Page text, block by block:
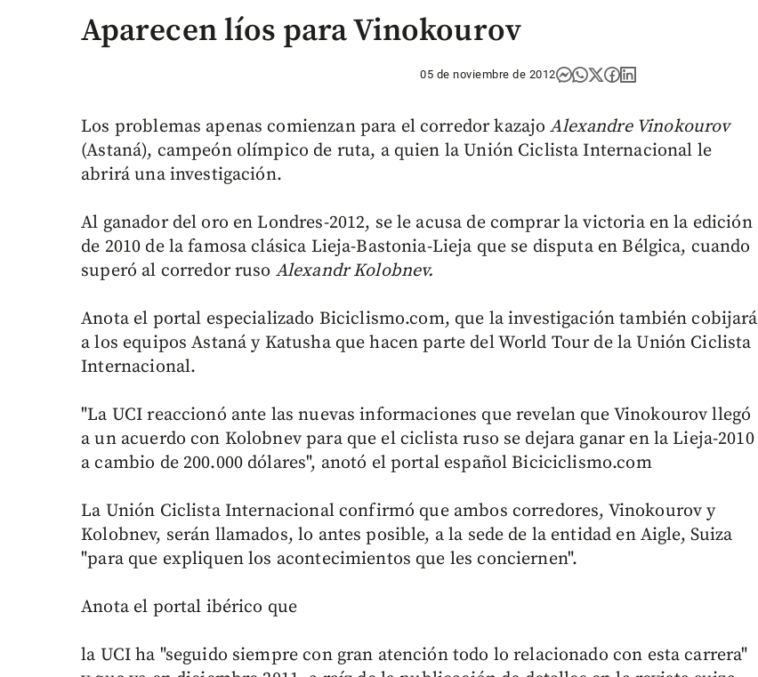
Aparecen líos para Vinokourov
05 de noviembre de 2012
Los problemas apenas comienzan para el corredor kazajoAlexandre Vinokourov
(Astaná), campeón olímpico de ruta, a quien la Unión Ciclista Internacional le
abrirá una investigación.
Al ganador del oro en Londres-2012, se le acusa de comprar la victoria en la edición
de 2010 de la famosa clásica Lieja-Bastonia-Lieja que se disputa en Bélgica, cuando
superó al corredor ruso Alexandr Kolobnev.
Anota el portal especializado Biciclismo.com, que la investigación también cobijará
a los equipos Astaná y Katusha que hacen parte del World Tour de la Unión Ciclista
Internacional.
"La UCI reaccionó ante las nuevas informaciones que revelan que Vinokourov llegó
a un acuerdo con Kolobnev para que el ciclista ruso se dejara ganar en la Lieja-2010
a cambio de 200.000 dólares", anotó el portal español Biciciclismo.com
La Unión Ciclista Internacional confirmó que ambos corredores, Vinokourov y
Kolobnev, serán llamados, lo antes posible, a la sede de la entidad en Aigle, Suiza
"para que expliquen los acontecimientos que les conciernen".
Anota el portal ibérico que
la UCI ha "seguido siempre con gran atención todo lo relacionado con esta carrera"